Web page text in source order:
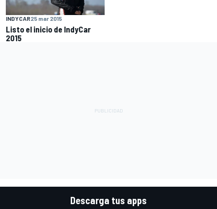
INDYCAR25 mar 2015
Listo el inicio de IndyCar
2015
Descarga tus apps